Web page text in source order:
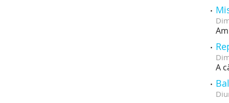
A